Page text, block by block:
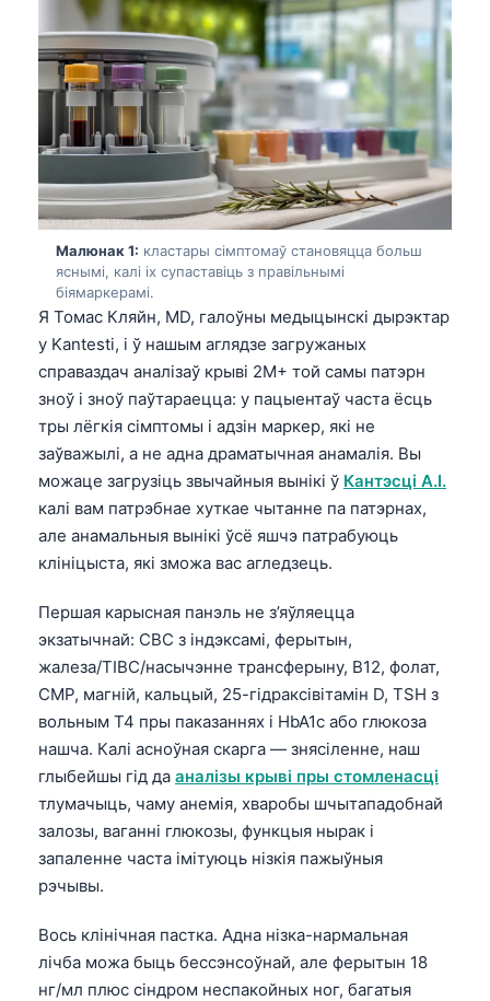
Малюнак 1: кластары сімптомаў становяцца больш
яснымі, калі іх супаставіць з правільнымі
біямаркерамі.
Я Томас Кляйн, MD, галоўны медыцынскі дырэктар
у Kantesti, і ў нашым аглядзе загружаных
справаздач аналізаў крыві 2M+ той самы патэрн
зноў і зноў паўтараецца: у пацыентаў часта ёсць
тры лёгкія сімптомы і адзін маркер, які не
заўважылі, а не адна драматычная анамалія. Вы
можаце загрузіць звычайныя вынікі ў Кантэсці А.І.
калі вам патрэбнае хуткае чытанне па патэрнах,
але анамальныя вынікі ўсё яшчэ патрабуюць
клініцыста, які зможа вас агледзець.
Першая карысная панэль не з’яўляецца
экзатычнай: CBC з індэксамі, ферытын,
жалеза/TIBC/насычэнне трансферыну, B12, фолат,
CMP, магній, кальцый, 25-гідраксівітамін D, TSH з
вольным T4 пры паказаннях і HbA1c або глюкоза
нашча. Калі асноўная скарга — знясіленне, наш
глыбейшы гід да аналізы крыві пры стомленасці
тлумачыць, чаму анемія, хваробы шчытападобнай
залозы, ваганні глюкозы, функцыя нырак і
запаленне часта імітуюць нізкія пажыўныя
рэчывы.
Вось клінічная пастка. Адна нізка-нармальная
лічба можа быць бессэнсоўнай, але ферытын 18
нг/мл плюс сіндром неспакойных ног, багатыя